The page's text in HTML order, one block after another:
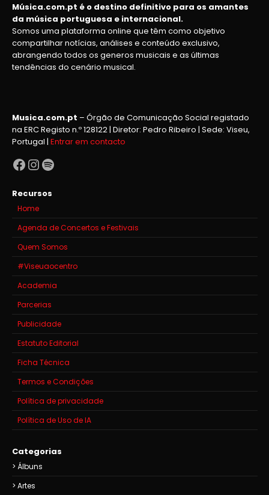
Música.com.pt é o destino definitivo para os amantes
da música portuguesa e internacional.
Somos uma plataforma online que têm como objetivo
compartilhar notícias, análises e conteúdo exclusivo,
abrangendo todos os generos musicais e as últimas
tendências do cenário musical.
Musica.com.pt – Órgão de Comunicação Social registado
na ERC Registo n.º 128122 | Diretor: Pedro Ribeiro | Sede: Viseu,
Portugal | Entrar em contacto
Facebook
Instagram
Spotify
Recursos
Home
Agenda de Concertos e Festivais
Quem Somos
#Viseuaocentro
Academia
Parcerias
Publicidade
Estatuto Editorial
Ficha Técnica
Termos e Condições
Política de privacidade
Política de Uso de IA
Categorias
Álbuns
Artes